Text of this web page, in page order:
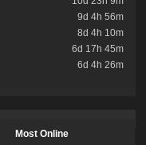
9d 4h 56m
8d 4h 10m
6d 17h 45m
6d 4h 26m
Most Online